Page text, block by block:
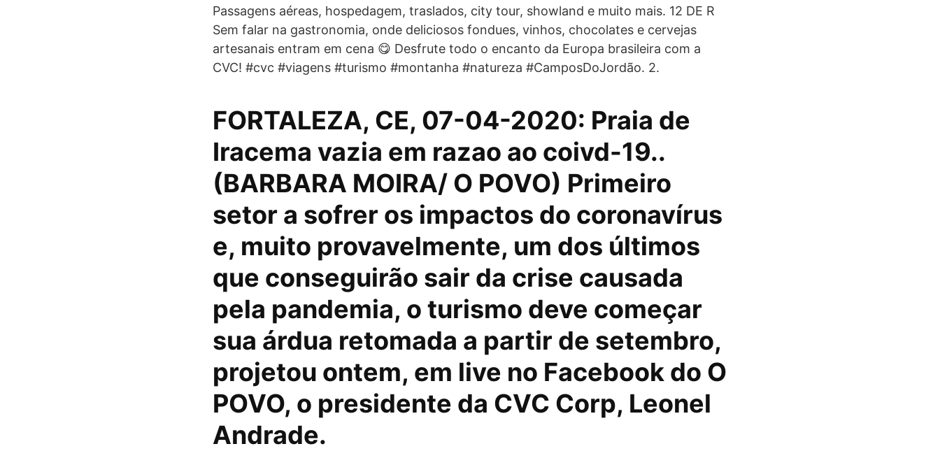
Passagens aéreas, hospedagem, traslados, city tour, showland e muito mais. 12 DE R
Sem falar na gastronomia, onde deliciosos fondues, vinhos, chocolates e cervejas
artesanais entram em cena 😋 Desfrute todo o encanto da Europa brasileira com a
CVC! #cvc #viagens #turismo #montanha #natureza #CamposDoJordão. 2.
FORTALEZA, CE, 07-04-2020: Praia de
Iracema vazia em razao ao coivd-19..
(BARBARA MOIRA/ O POVO) Primeiro
setor a sofrer os impactos do coronavírus
e, muito provavelmente, um dos últimos
que conseguirão sair da crise causada
pela pandemia, o turismo deve começar
sua árdua retomada a partir de setembro,
projetou ontem, em live no Facebook do O
POVO, o presidente da CVC Corp, Leonel
Andrade.